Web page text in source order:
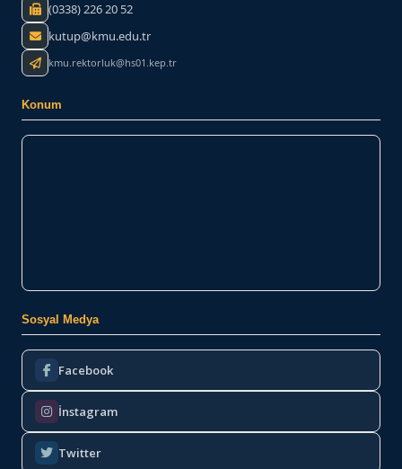
(0338) 226 20 52
kutup@kmu.edu.tr
kmu.rektorluk@hs01.kep.tr
Konum
Sosyal Medya
Facebook
İnstagram
Twitter